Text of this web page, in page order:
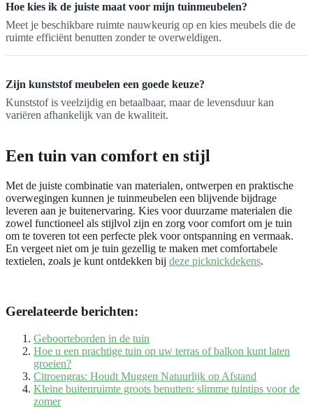
Hoe kies ik de juiste maat voor mijn tuinmeubelen?
Meet je beschikbare ruimte nauwkeurig op en kies meubels die de
ruimte efficiënt benutten zonder te overweldigen.
Zijn kunststof meubelen een goede keuze?
Kunststof is veelzijdig en betaalbaar, maar de levensduur kan
variëren afhankelijk van de kwaliteit.
Een tuin van comfort en stijl
Met de juiste combinatie van materialen, ontwerpen en praktische
overwegingen kunnen je tuinmeubelen een blijvende bijdrage
leveren aan je buitenervaring. Kies voor duurzame materialen die
zowel functioneel als stijlvol zijn en zorg voor comfort om je tuin
om te toveren tot een perfecte plek voor ontspanning en vermaak.
En vergeet niet om je tuin gezellig te maken met comfortabele
textielen, zoals je kunt ontdekken bij deze picknickdekens.
Gerelateerde berichten:
Geboorteborden in de tuin
Hoe u een prachtige tuin op uw terras of balkon kunt laten
groeien?
Citroengras: Houdt Muggen Natuurlijk op Afstand
Kleine buitenruimte groots benutten: slimme tuintips voor de
zomer